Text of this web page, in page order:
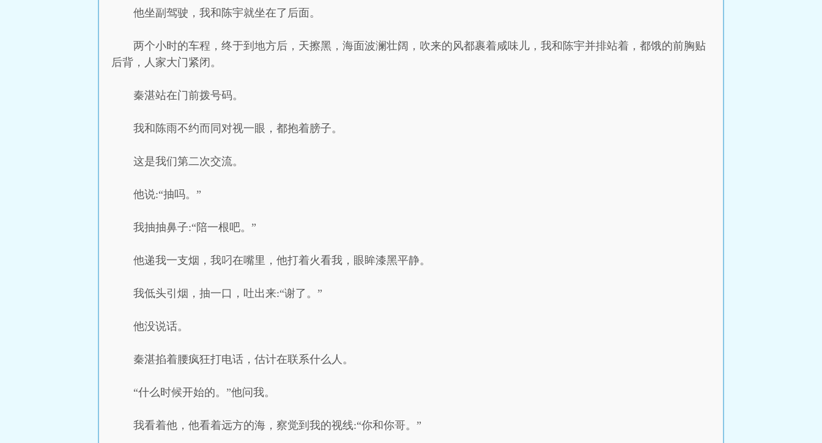
他坐副驾驶，我和陈宇就坐在了后面。
两个小时的车程，终于到地方后，天擦黑，海面波澜壮阔，吹来的风都裹着咸味儿，我和陈宇并排站着，都饿的前胸贴
后背，人家大门紧闭。
秦湛站在门前拨号码。
我和陈雨不约而同对视一眼，都抱着膀子。
这是我们第二次交流。
他说:“抽吗。”
我抽抽鼻子:“陪一根吧。”
他递我一支烟，我叼在嘴里，他打着火看我，眼眸漆黑平静。
我低头引烟，抽一口，吐出来:“谢了。”
他没说话。
秦湛掐着腰疯狂打电话，估计在联系什么人。
“什么时候开始的。”他问我。
我看着他，他看着远方的海，察觉到我的视线:“你和你哥。”